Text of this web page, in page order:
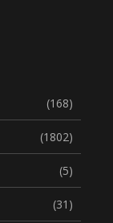
(168)
(1802)
(5)
(31)